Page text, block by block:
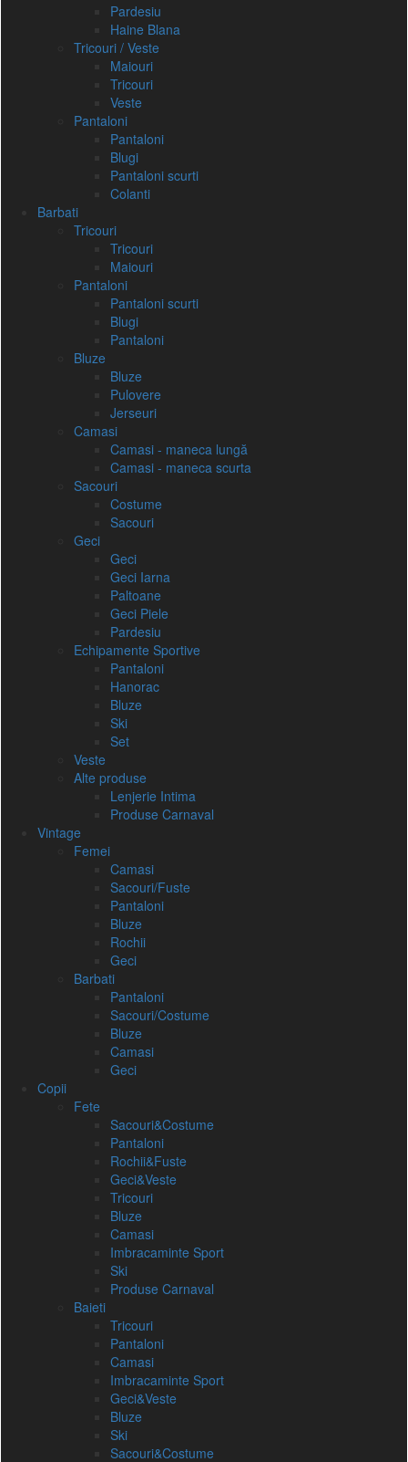
Pardesiu
Haine Blana
Tricouri / Veste
Maiouri
Tricouri
Veste
Pantaloni
Pantaloni
Blugi
Pantaloni scurti
Colanti
Barbati
Tricouri
Tricouri
Maiouri
Pantaloni
Pantaloni scurti
Blugi
Pantaloni
Bluze
Bluze
Pulovere
Jerseuri
Camasi
Camasi - maneca lungă
Camasi - maneca scurta
Sacouri
Costume
Sacouri
Geci
Geci
Geci Iarna
Paltoane
Geci Piele
Pardesiu
Echipamente Sportive
Pantaloni
Hanorac
Bluze
Ski
Set
Veste
Alte produse
Lenjerie Intima
Produse Carnaval
Vintage
Femei
Camasi
Sacouri/Fuste
Pantaloni
Bluze
Rochii
Geci
Barbati
Pantaloni
Sacouri/Costume
Bluze
Camasi
Geci
Copii
Fete
Sacouri&Costume
Pantaloni
Rochii&Fuste
Geci&Veste
Tricouri
Bluze
Camasi
Imbracaminte Sport
Ski
Produse Carnaval
Baieti
Tricouri
Pantaloni
Camasi
Imbracaminte Sport
Geci&Veste
Bluze
Ski
Sacouri&Costume